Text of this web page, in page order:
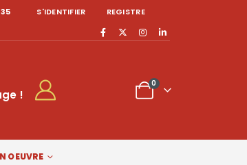
S'IDENTIFIER REGISTRE
!
0
OEUVRE